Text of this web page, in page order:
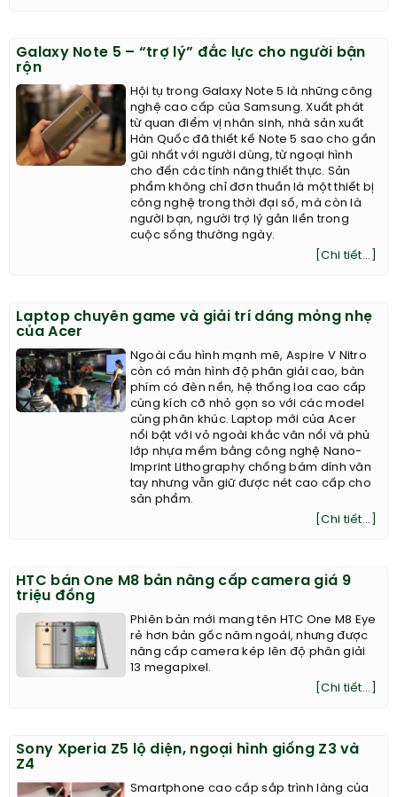
Galaxy Note 5 – “trợ lý” đắc lực cho người bận
rộn
Hội tụ trong Galaxy Note 5 là những công
nghệ cao cấp của Samsung. Xuất phát
từ quan điểm vị nhân sinh, nhà sản xuất
Hàn Quốc đã thiết kế Note 5 sao cho gần
gũi nhất với người dùng, từ ngoại hình
cho đến các tính năng thiết thực. Sản
phẩm không chỉ đơn thuần là một thiết bị
công nghệ trong thời đại số, mà còn là
người bạn, người trợ lý gắn liền trong
cuộc sống thường ngày.
[Chi tiết...]
Laptop chuyên game và giải trí dáng mỏng nhẹ
của Acer
Ngoài cấu hình mạnh mẽ, Aspire V Nitro
còn có màn hình độ phân giải cao, bàn
phím có đèn nền, hệ thống loa cao cấp
cùng kích cỡ nhỏ gọn so với các model
cùng phân khúc. Laptop mới của Acer
nổi bật với vỏ ngoài khắc vân nổi và phủ
lớp nhựa mềm bằng công nghệ Nano-
Imprint Lithography chống bám dính vân
tay nhưng vẫn giữ được nét cao cấp cho
sản phẩm.
[Chi tiết...]
HTC bán One M8 bản nâng cấp camera giá 9
triệu đồng
Phiên bản mới mang tên HTC One M8 Eye
rẻ hơn bản gốc năm ngoái, nhưng được
nâng cấp camera kép lên độ phân giải
13 megapixel.
[Chi tiết...]
Sony Xperia Z5 lộ diện, ngoại hình giống Z3 và
Z4
Smartphone cao cấp sắp trình làng của